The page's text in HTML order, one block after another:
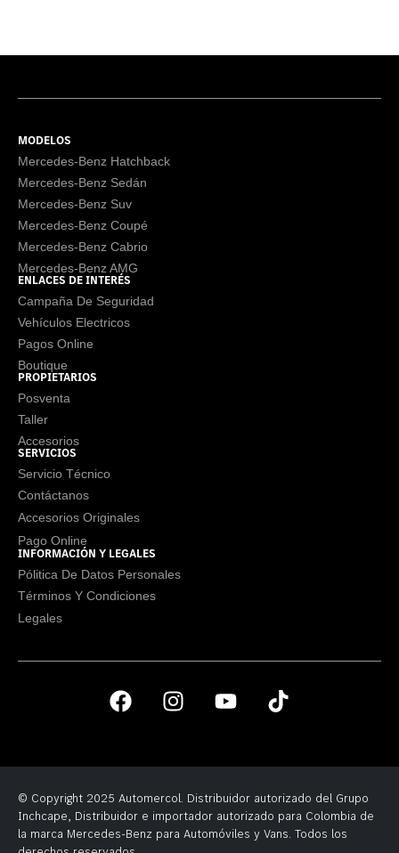
MODELOS
Mercedes-Benz Hatchback
Mercedes-Benz Sedán
Mercedes-Benz Suv
Mercedes-Benz Coupé
Mercedes-Benz Cabrio
Mercedes-Benz AMG
ENLACES DE INTERÉS
Campaña De Seguridad
Vehículos Electricos
Pagos Online
Boutique
PROPIETARIOS
Posventa
Taller
Accesorios
SERVICIOS
Servicio Técnico
Contáctanos
Accesorios Originales
Pago Online
INFORMACIÓN Y LEGALES
Pólitica De Datos Personales
Términos Y Condiciones
Legales
© Copyright 2025 Automercol. Distribuidor autorizado del Grupo
Inchcape, Distribuidor e importador autorizado para Colombia de
la marca Mercedes-Benz para Automóviles y Vans. Todos los